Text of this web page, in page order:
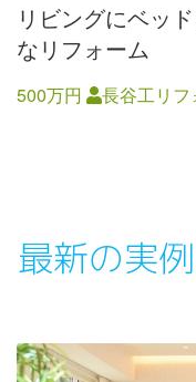
リビングにベッ
なリフォーム
500万円 長谷工リフ
最新の実